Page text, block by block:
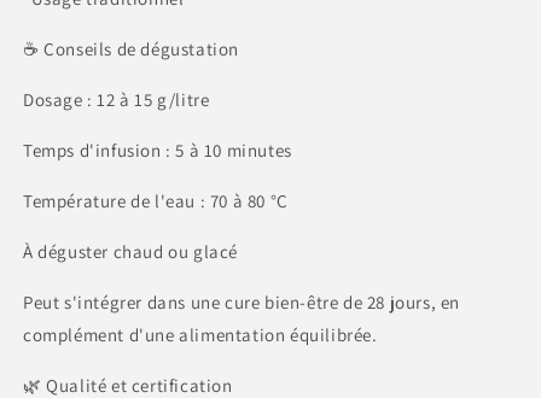
☕ Conseils de dégustation
Dosage : 12 à 15 g/litre
Temps d'infusion : 5 à 10 minutes
Température de l'eau : 70 à 80 °C
À déguster chaud ou glacé
Peut s'intégrer dans une cure bien-être de 28 jours, en
complément d'une alimentation équilibrée.
🌿 Qualité et certification